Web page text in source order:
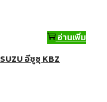
อ่านเพิ่ม
อีซูซุ KBZ